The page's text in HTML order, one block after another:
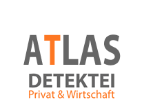
content